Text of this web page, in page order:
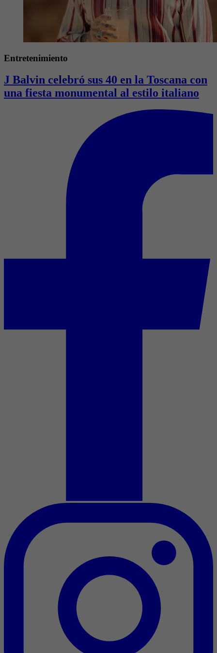
Entretenimiento
J Balvin celebró sus 40 en la Toscana con
una fiesta monumental al estilo italiano